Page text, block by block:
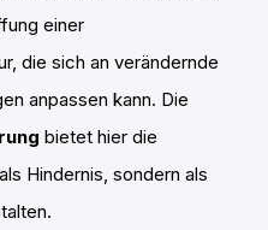
einer
die sich an verändernde
anpassen kann. Die
bietet hier die
Hindernis, sondern als